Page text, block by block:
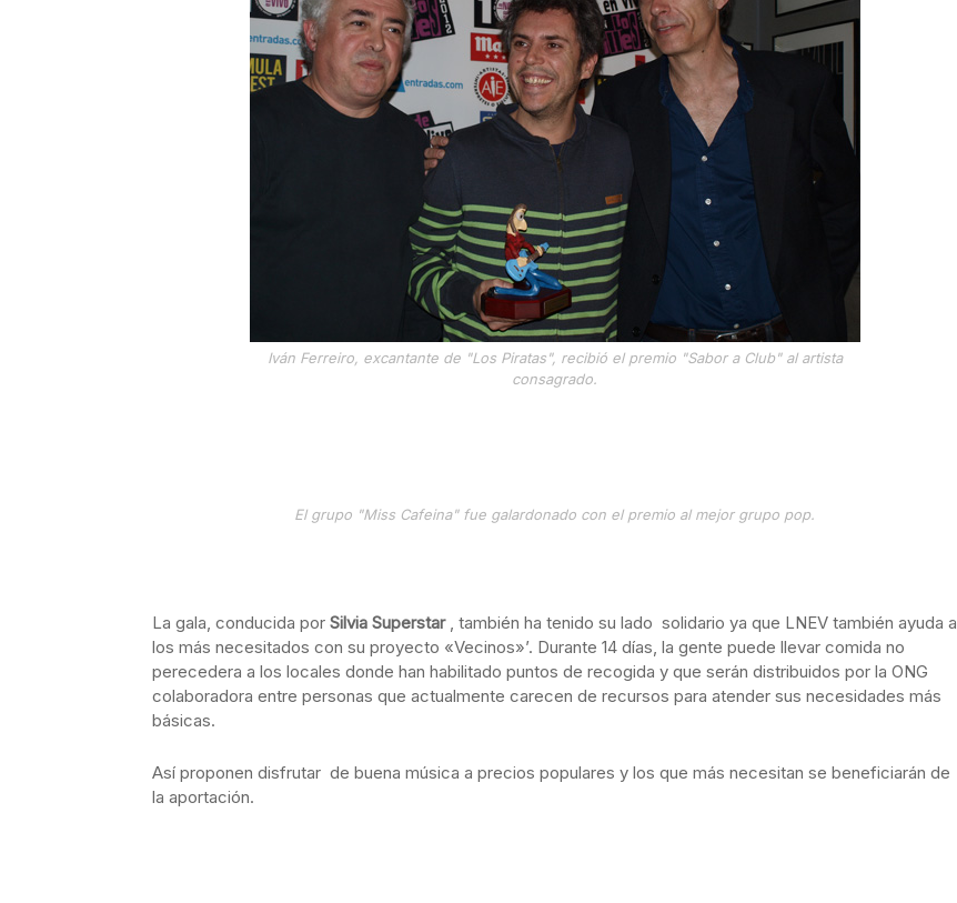
Iván Ferreiro, excantante de "Los Piratas", recibió el premio "Sabor a Club" al artista
consagrado.
El grupo "Miss Cafeina" fue galardonado con el premio al mejor grupo pop.
La gala, conducida por Silvia Superstar, también ha tenido su lado solidario ya que LNEV también ayuda a
los más necesitados con su proyecto «Vecinos»’. Durante 14 días, la gente puede llevar comida no
perecedera a los locales donde han habilitado puntos de recogida y que serán distribuidos por la ONG
colaboradora entre personas que actualmente carecen de recursos para atender sus necesidades más
básicas.
Así proponen disfrutar de buena música a precios populares y los que más necesitan se beneficiarán de
la aportación.